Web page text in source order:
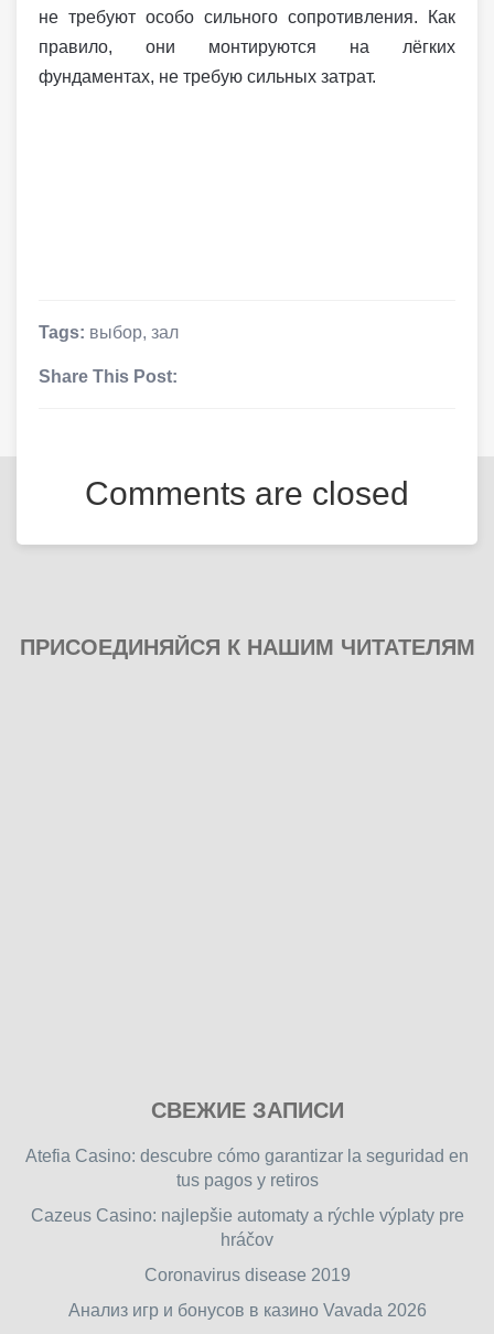
не требуют особо сильного сопротивления. Как
правило, они монтируются на лёгких
фундаментах, не требую сильных затрат.
Tags: выбор, зал
Share This Post:
Comments are closed
ПРИСОЕДИНЯЙСЯ К НАШИМ ЧИТАТЕЛЯМ
free
games
СВЕЖИЕ ЗАПИСИ
Atefia Casino: descubre cómo garantizar la seguridad en
tus pagos y retiros
Cazeus Casino: najlepšie automaty a rýchle výplaty pre
hráčov
Coronavirus disease 2019
Анализ игр и бонусов в казино Vavada 2026